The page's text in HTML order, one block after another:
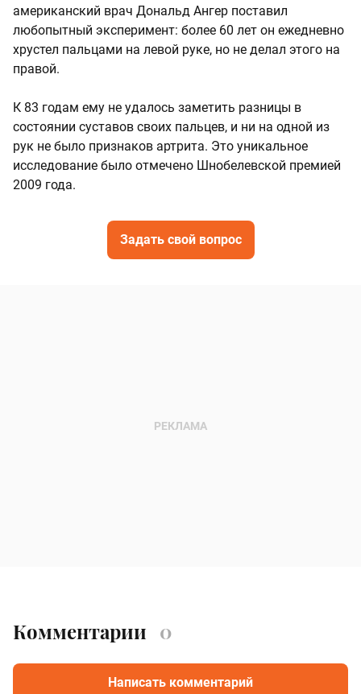
американский врач Дональд Ангер поставил
любопытный эксперимент: более 60 лет он ежедневно
хрустел пальцами на левой руке, но не делал этого на
правой.
К 83 годам ему не удалось заметить разницы в
состоянии суставов своих пальцев, и ни на одной из
рук не было признаков артрита. Это уникальное
исследование было отмечено Шнобелевской премией
2009 года.
Задать свой вопрос
Комментарии 0
Написать комментарий